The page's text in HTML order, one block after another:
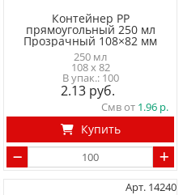
Контейнер PP
прямоугольный 250 мл
Прозрачный 108×82 мм
250 мл
108 x 82
100
2.13
Смв от 1.96
Купить
Арт. 14240